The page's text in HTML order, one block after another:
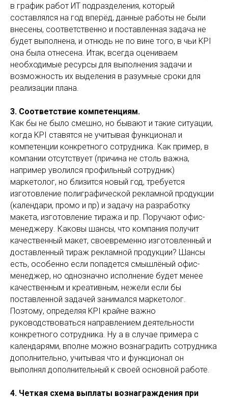
в график работ ИТ подразделения, который
составлялся на год вперёд, данные работы не были
внесены, соответственно и поставленная задача не
будет выполнена, и отнюдь не по вине того, в чьи KPI
она была отнесена. Итак, всегда оцениваем
необходимые ресурсы для выполнения задачи и
возможность их выделения в разумные сроки для
реализации плана.
3. Соответствие компетенциям.
Как бы не было смешно, но бывают и такие ситуации,
когда KPI ставятся не учитывая функционал и
компетенции конкретного сотрудника. Как пример, в
компании отсутствует (причина не столь важна,
например уволился профильный сотрудник)
маркетолог, но близится новый год, требуется
изготовление полиграфической рекламной продукции
(календари, промо и пр) и задачу на разработку
макета, изготовление тиража и пр. Поручают офис-
менеджеру. Каковы шансы, что компания получит
качественный макет, своевременно изготовленный и
доставленный тираж рекламной продукции? Шансы
есть, особенно если попадется смышлёный офис-
менеджер, но однозначно исполнение будет менее
качественным и креативным, нежели если бы
поставленной задачей занимался маркетолог.
Поэтому, определяя KPI крайне важно
руководствоваться направлением деятельности
конкретного сотрудника. Ну а в случае примера с
календарями, вполне можно вознаградить сотрудника
дополнительно, учитывая что и функционал он
выполнял дополнительный к своей основной работе.
4. Четкая схема выплаты вознаграждения при